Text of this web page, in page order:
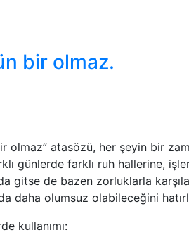
bir olmaz.
olmaz” atasözü, her şeyin bir
günlerde farklı ruh hallerine,
gitse de bazen zorluklarla
daha olumsuz olabileceğini
kullanımı: